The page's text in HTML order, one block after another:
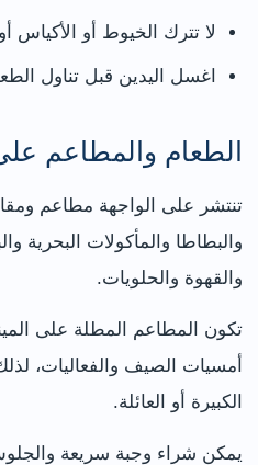
لا تترك الخيوط أو
اغسل اليدين قبل تناول
الطعام والمطاعم
تنتشر على الواجهة مطاعم
والبطاطا والمأكولات البحرية
والقهوة والحلويات.
تكون المطاعم المطلة على
أمسيات الصيف والفعاليات،
الكبيرة أو العائلة.
يمكن شراء وجبة سريعة